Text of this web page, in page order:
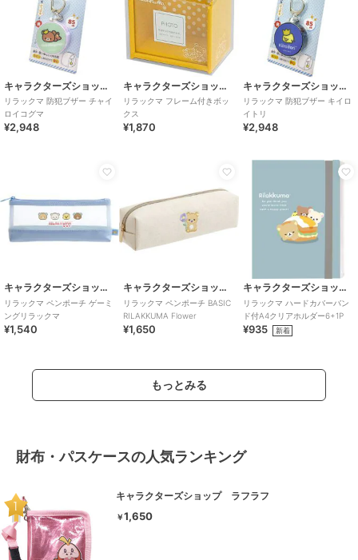
キャラクターズショップ ラフラフ
リラックマ 防犯ブザー チャイ
ロイコグマ
¥2,948
キャラクターズショップ ラフラフ
リラックマ フレーム付きボッ
クス
¥1,870
キャラクターズショップ ラフラフ
リラックマ 防犯ブザー キイロ
イトリ
¥2,948
キャラクターズショップ ラフラフ
リラックマ ペンポーチ ゲーミ
ングリラックマ
¥1,540
キャラクターズショップ ラフラフ
リラックマ ペンポーチ BASIC
RILAKKUMA Flower
¥1,650
キャラクターズショップ ラフラフ
リラックマ ハードカバーバン
ド付A4クリアホルダー6+1P
¥935 新着
もっとみる
財布・パスケースの人気ランキング
キャラクターズショップ ラフラフ
￥1,650